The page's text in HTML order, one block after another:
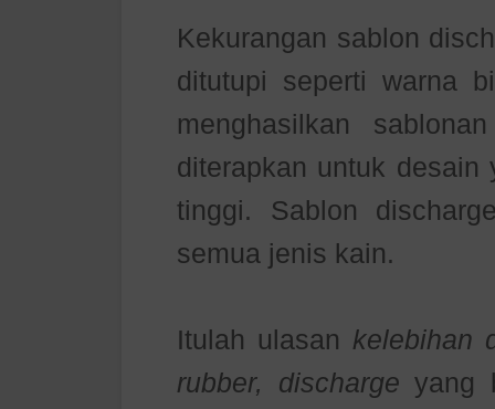
Kekurangan sablon
ditutupi seperti warna
menghasilkan
diterapkan untuk
tinggi. Sablon
semua jenis kain.
Itulah ulasan kelebihan
rubber, discharge yang